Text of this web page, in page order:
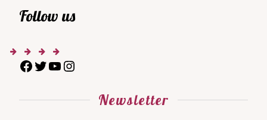
Follow us
Newsletter